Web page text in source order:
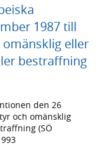
1987 till
eller
bestraffning
den 26
och omänsklig
(SÖ